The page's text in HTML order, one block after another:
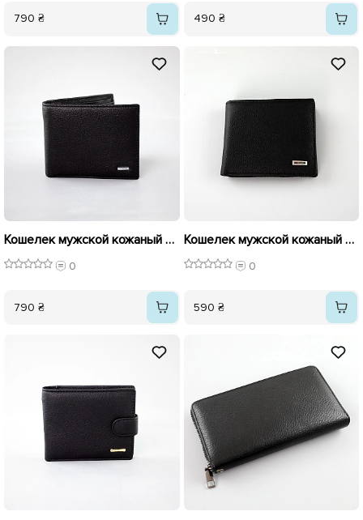
790 ₴ 490 ₴
Кошелек мужской кожаный 592440 Черный
0
790 ₴
Кошелек мужской кожаный 592241 Черный
0
590 ₴